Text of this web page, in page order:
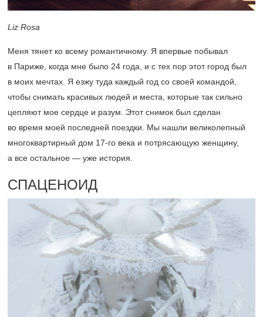
Liz Rosa
Меня тянет ко всему романтичному. Я впервые побывал
в Париже, когда мне было 24 года, и с тех пор этот город был
в моих мечтах. Я езжу туда каждый год со своей командой,
чтобы снимать красивых людей и места, которые так сильно
цепляют мое сердце и разум. Этот снимок был сделан
во время моей последней поездки. Мы нашли великолепный
многоквартирный дом 17-го века и потрясающую женщину,
а все остальное — уже история.
СПАЦЕНОИД